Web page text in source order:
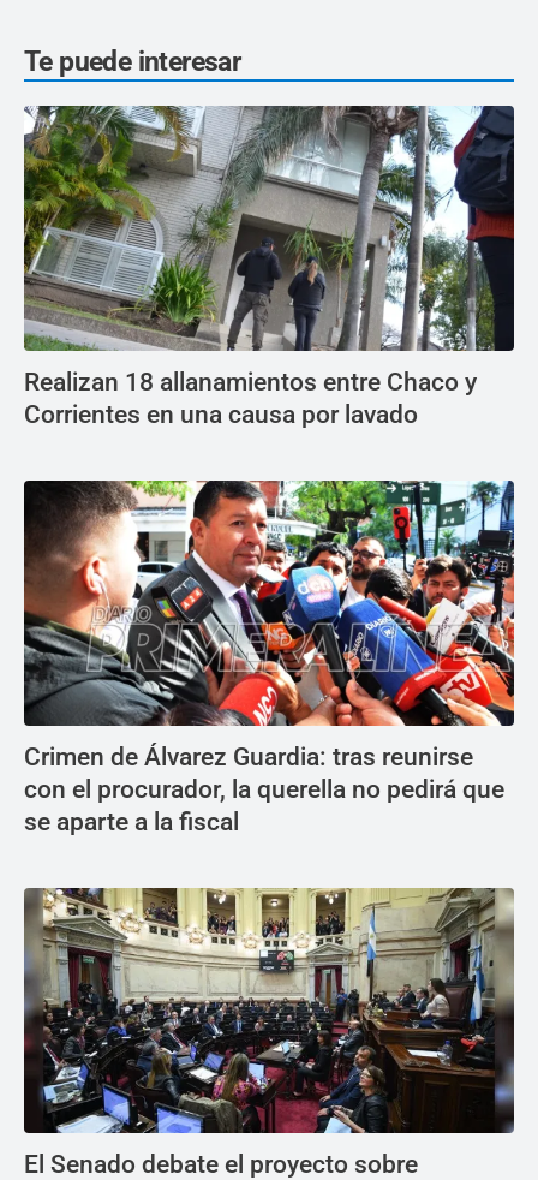
Te puede interesar
Realizan 18 allanamientos entre Chaco y
Corrientes en una causa por lavado
Crimen de Álvarez Guardia: tras reunirse
con el procurador, la querella no pedirá que
se aparte a la fiscal
El Senado debate el proyecto sobre